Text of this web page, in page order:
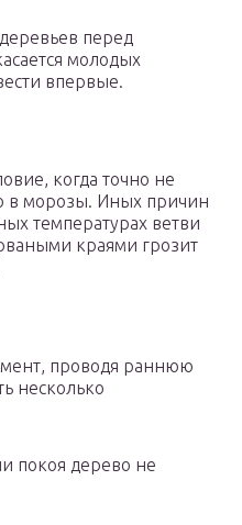
перед
молодых
впервые.
когда точно не
в морозы. Иных причин
температурах ветви
краями грозит
проводя раннюю
несколько
покоя дерево не